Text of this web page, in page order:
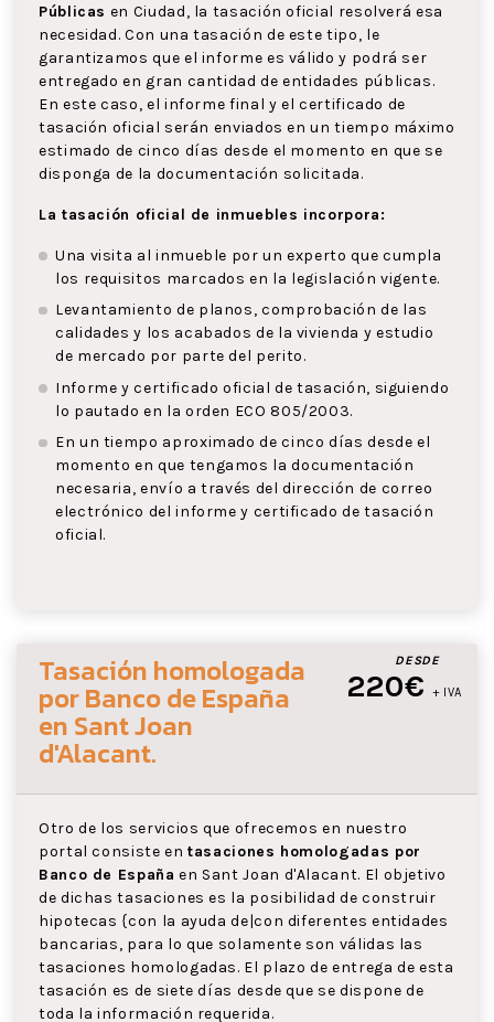
Públicas en Ciudad, la tasación oficial resolverá esa
necesidad. Con una tasación de este tipo, le
garantizamos que el informe es válido y podrá ser
entregado en gran cantidad de entidades públicas.
En este caso, el informe final y el certificado de
tasación oficial serán enviados en un tiempo máximo
estimado de cinco días desde el momento en que se
disponga de la documentación solicitada.
La tasación oficial de inmuebles incorpora:
Una visita al inmueble por un experto que cumpla
los requisitos marcados en la legislación vigente.
Levantamiento de planos, comprobación de las
calidades y los acabados de la vivienda y estudio
de mercado por parte del perito.
Informe y certificado oficial de tasación, siguiendo
lo pautado en la orden ECO 805/2003.
En un tiempo aproximado de cinco días desde el
momento en que tengamos la documentación
necesaria, envío a través del dirección de correo
electrónico del informe y certificado de tasación
oficial.
DESDE
220€ + IVA
Tasación homologada
por Banco de España
en Sant Joan
d'Alacant.
Otro de los servicios que ofrecemos en nuestro
portal consiste entasaciones homologadas por
Banco de España en Sant Joan d'Alacant. El objetivo
de dichas tasaciones es la posibilidad de construir
hipotecas {con la ayuda de|con diferentes entidades
bancarias, para lo que solamente son válidas las
tasaciones homologadas. El plazo de entrega de esta
tasación es de siete días desde que se dispone de
toda la información requerida.